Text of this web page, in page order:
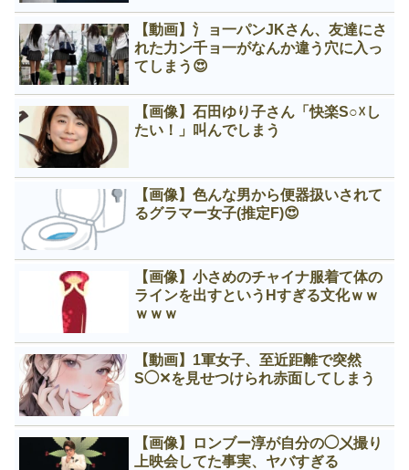
【動画】氵ョ一パンJKさん、友達にさ
れた力ン千ョ一がなんか違う穴に入っ
てしまう😍
【画像】石田ゆり子さん「快楽S○☓し
たい！」叫んでしまう
【画像】色んな男から便器扱いされて
るグラマー女子(推定F)😍
【画像】小さめのチャイナ服着て体の
ラインを出すというНすぎる文化ｗｗ
ｗｗｗ
【動画】1軍女子、至近距離で突然
S◯✕を見せつけられ赤面してしまう
【画像】ロンブー淳が自分の◯㐅撮り
上映会してた事実、ヤバすぎる